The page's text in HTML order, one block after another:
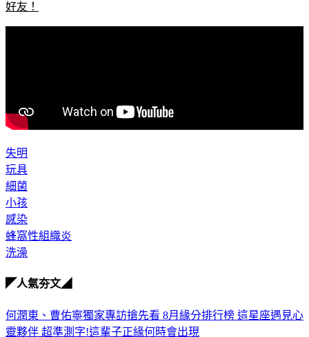
好友！
失明
玩具
細菌
小孩
感染
蜂窩性組織炎
洗澡
◤人氣夯文◢
何潤東、曹佑寧獨家專訪搶先看 8月緣分排行榜 這星座遇見心
靈夥伴 超準測字!這輩子正緣何時會出現